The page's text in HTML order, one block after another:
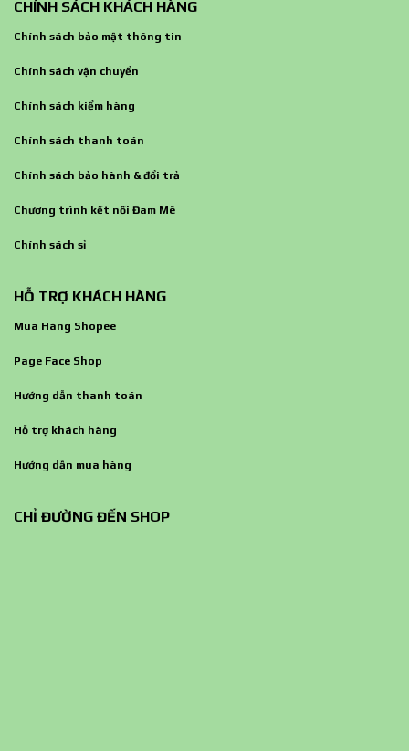
CHÍNH SÁCH KHÁCH HÀNG
Chính sách bảo mật thông tin
Chính sách vận chuyển
Chính sách kiểm hàng
Chính sách thanh toán
Chính sách bảo hành & đổi trả
Chương trình kết nối Đam Mê
Chính sách sỉ
HỖ TRỢ KHÁCH HÀNG
Mua Hàng Shopee
Page Face Shop
Hướng dẫn thanh toán
Hỗ trợ khách hàng
Hướng dẫn mua hàng
CHỈ ĐƯỜNG ĐẾN SHOP